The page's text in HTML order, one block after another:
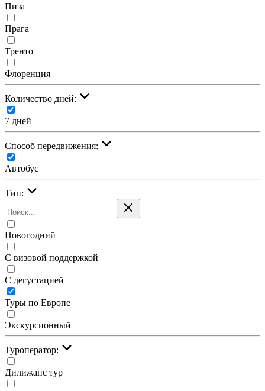
Пиза
Прага
Тренто
Флоренция
Количество дней:
7 дней
Cпособ передвижения:
Автобус
Тип:
Новогодний
С визовой поддержкой
С дегустацией
Туры по Европе
Экскурсионный
Туроператор:
Дилижанс тур